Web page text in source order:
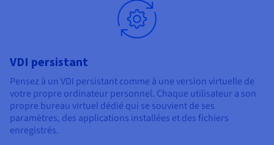
VDI persistant
Pensez à un VDI persistant comme à une version virtuelle de
votre propre ordinateur personnel. Chaque utilisateur a son
propre bureau virtuel dédié qui se souvient de ses
paramètres, des applications installées et des fichiers
enregistrés.